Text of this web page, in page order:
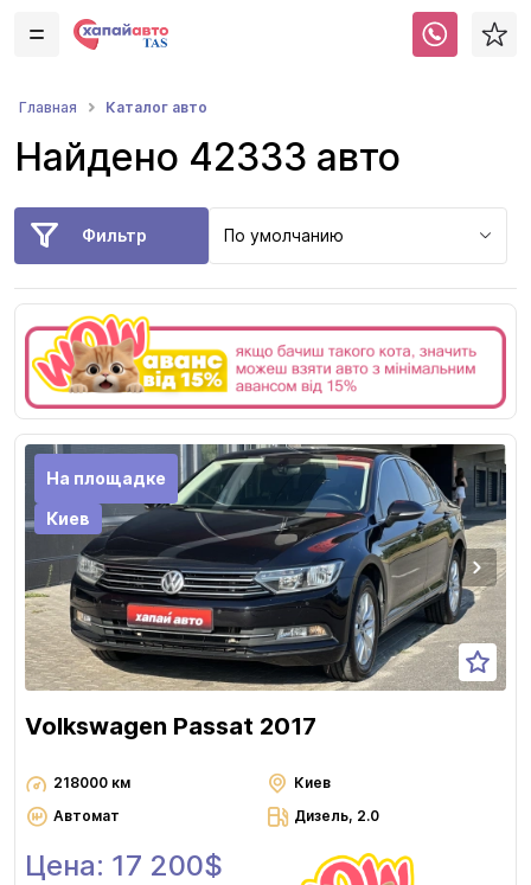
Главная Каталог авто
Найдено 42333 авто
Фильтр По умолчанию
На площадке
Киев
Volkswagen Passat 2017
218000 км
Киев
Автомат
Дизель, 2.0
Цена: 17 200$